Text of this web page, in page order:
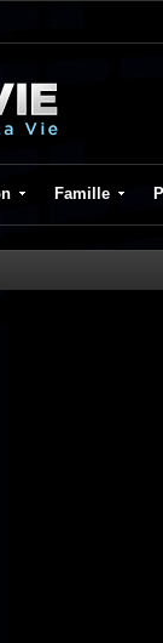
Famille